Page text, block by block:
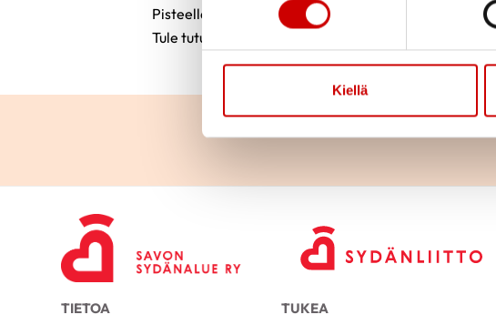
Kiellä
Pisteellä terveysmittauksia ja ravitsemusneuvontaa
Tule tutustumaan pisteelle!
TIETOA TUKEA